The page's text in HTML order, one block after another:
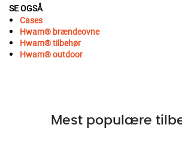
SE OGSÅ
Cases
Hwam® brændeovne
Hwam®tilbehør
Hwam®outdoor
Mest populære